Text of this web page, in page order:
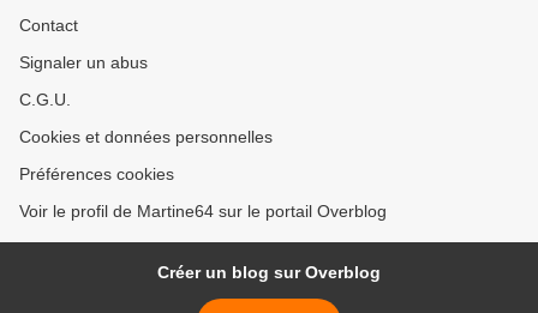
Contact
Signaler un abus
C.G.U.
Cookies et données personnelles
Préférences cookies
Voir le profil de Martine64 sur le portail Overblog
Créer un blog sur Overblog